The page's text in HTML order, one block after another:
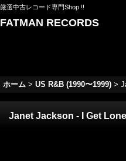
厳選中古レコード専門Shop !!
FATMAN RECORDS
ホーム > US R&B (1990〜1999) >
Janet Jackson - I Get